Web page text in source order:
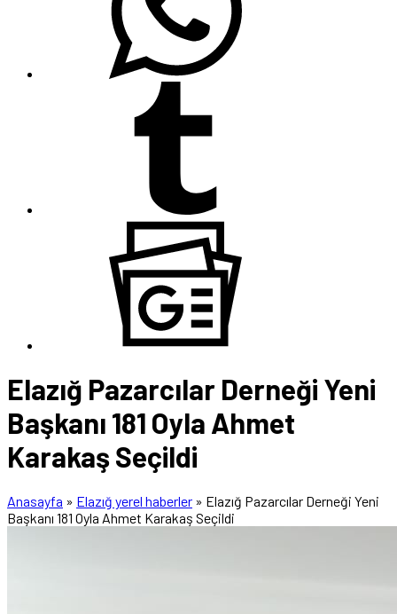
Elazığ Pazarcılar Derneği Yeni
Başkanı 181 Oyla Ahmet
Karakaş Seçildi
Anasayfa » Elazığ yerel haberler » Elazığ Pazarcılar Derneği Yeni
Başkanı 181 Oyla Ahmet Karakaş Seçildi